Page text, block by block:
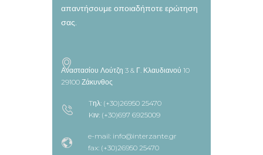
απαντήσουμε οποιαδήποτε ερώτηση
σας.
Αναστασίου Λούτζη 3 & Γ. Κλαυδιανού 10
29100 Ζάκυνθος
Tηλ: (+30)26950 25470
Kιν: (+30)697 6925009
e-mail: info@interzante.gr
fax: (+30)26950 25470